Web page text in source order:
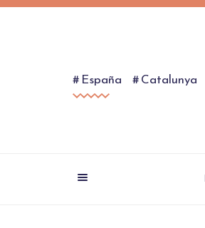
España Catalunya